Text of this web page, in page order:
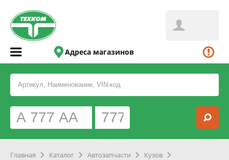
Адреса магазинов
Главная Каталог Автозапчасти
Кузов